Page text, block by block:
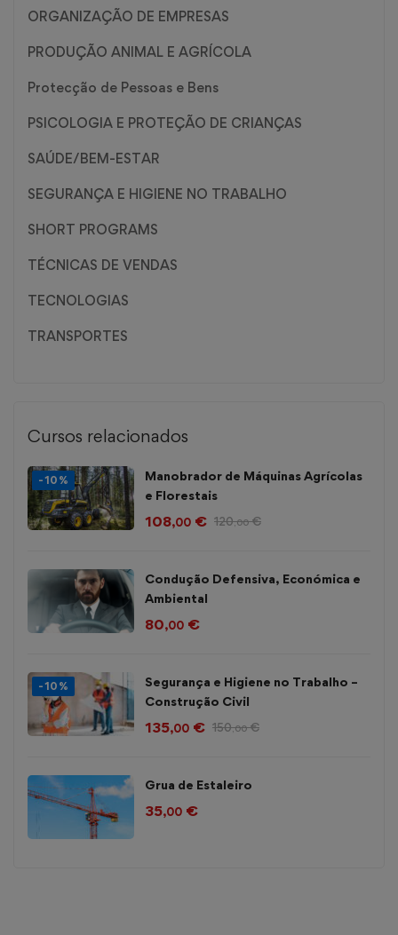
ORGANIZAÇÃO DE EMPRESAS
PRODUÇÃO ANIMAL E AGRÍCOLA
Protecção de Pessoas e Bens
PSICOLOGIA E PROTEÇÃO DE CRIANÇAS
SAÚDE/BEM-ESTAR
SEGURANÇA E HIGIENE NO TRABALHO
SHORT PROGRAMS
TÉCNICAS DE VENDAS
TECNOLOGIAS
TRANSPORTES
Cursos relacionados
-10%
Manobrador de Máquinas Agrícolas
e Florestais
108,00 € 120,00 €
Condução Defensiva, Económica e
Ambiental
80,00 €
-10%
Segurança e Higiene no Trabalho –
Construção Civil
135,00 € 150,00 €
Grua de Estaleiro
35,00 €